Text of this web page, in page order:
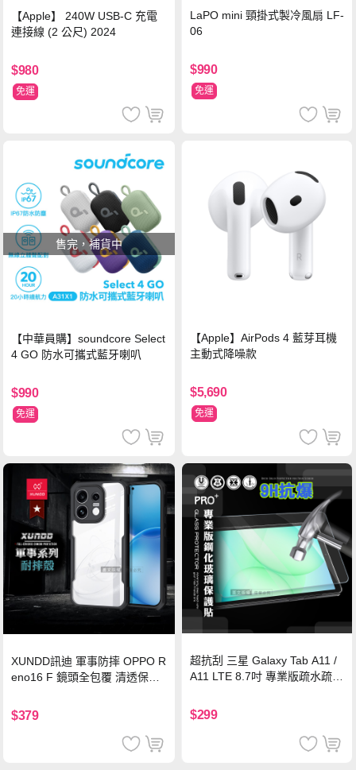
【Apple】 240W USB-C 充電
連接線 (2 公尺) 2024
$980
免運
LaPO mini 頸掛式製冷風扇 LF-
06
$990
免運
售完，補貨中
【中華員購】soundcore Select
4 GO 防水可攜式藍牙喇叭
$990
免運
【Apple】AirPods 4 藍芽耳機
主動式降噪款
$5,690
免運
XUNDD訊迪 軍事防摔 OPPO R
eno16 F 鏡頭全包覆 清透保護
$379
超抗刮 三星 Galaxy Tab A11 /
A11 LTE 8.7吋 專業版疏水疏油
$299